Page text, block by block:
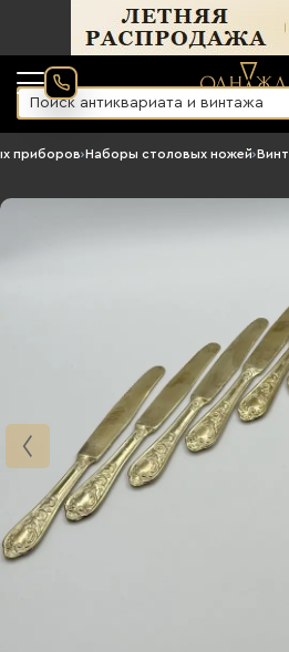
приборов›Наборы столовых ножей›